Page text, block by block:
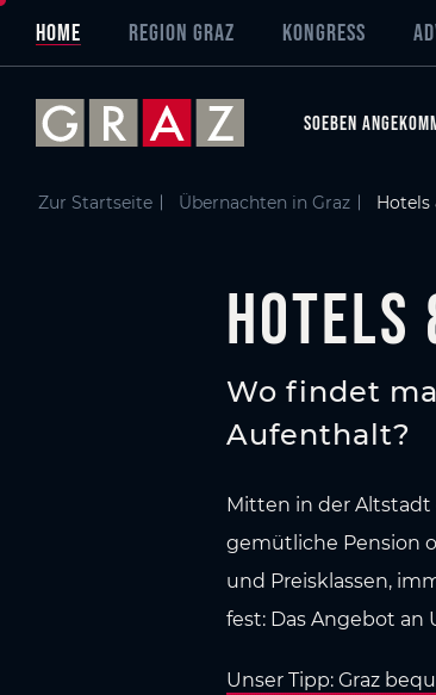
Zum Hauptinhalt springen
Zum Inhaltsverzeichnis springen
Zur Hauptnavigation springen
Übersicht aller Inhalte
Hotels & Appartements
HOME REGION GRAZ KONGRESS
SOEBEN
Zur Startseite Übernachten in Graz Hotels
Hotels
Wo findet
Aufenthalt?
Mitten in der Altstadt
gemütliche Pension
und Preisklassen,
fest: Das Angebot
Unser Tipp: Graz